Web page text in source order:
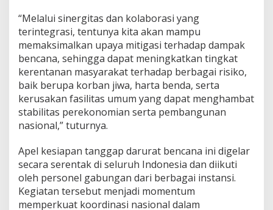
“Melalui sinergitas dan kolaborasi yang
terintegrasi, tentunya kita akan mampu
memaksimalkan upaya mitigasi terhadap dampak
bencana, sehingga dapat meningkatkan tingkat
kerentanan masyarakat terhadap berbagai risiko,
baik berupa korban jiwa, harta benda, serta
kerusakan fasilitas umum yang dapat menghambat
stabilitas perekonomian serta pembangunan
nasional,” tuturnya.
Apel kesiapan tanggap darurat bencana ini digelar
secara serentak di seluruh Indonesia dan diikuti
oleh personel gabungan dari berbagai instansi.
Kegiatan tersebut menjadi momentum
memperkuat koordinasi nasional dalam